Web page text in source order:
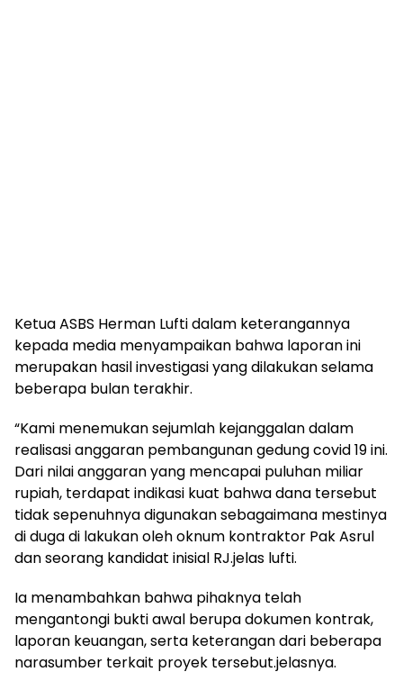
Ketua ASBS Herman Lufti dalam keterangannya
kepada media menyampaikan bahwa laporan ini
merupakan hasil investigasi yang dilakukan selama
beberapa bulan terakhir.
“Kami menemukan sejumlah kejanggalan dalam
realisasi anggaran pembangunan gedung covid 19 ini.
Dari nilai anggaran yang mencapai puluhan miliar
rupiah, terdapat indikasi kuat bahwa dana tersebut
tidak sepenuhnya digunakan sebagaimana mestinya
di duga di lakukan oleh oknum kontraktor Pak Asrul
dan seorang kandidat inisial RJ.jelas lufti.
Ia menambahkan bahwa pihaknya telah
mengantongi bukti awal berupa dokumen kontrak,
laporan keuangan, serta keterangan dari beberapa
narasumber terkait proyek tersebut.jelasnya.